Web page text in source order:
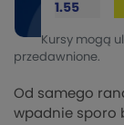
1.55
Kursy mogą
przedawnione.
Od samego
wpadnie sporo